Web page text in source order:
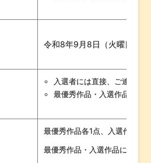
令和8年9月8日（火曜日）必
入選者には直接、ご連絡い
最優秀作品・入選作品・佳
最優秀作品各1点、入選作品各
最優秀作品・入選作品につい